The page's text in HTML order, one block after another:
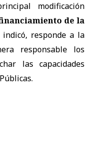
modificación
de la
responde a la
responsable los
las capacidades